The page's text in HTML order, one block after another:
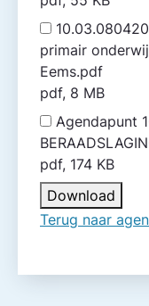
primair
Eems.pdf
pdf, 8 MB
Agendapunt
pdf, 174 KB
Download
Terug naar